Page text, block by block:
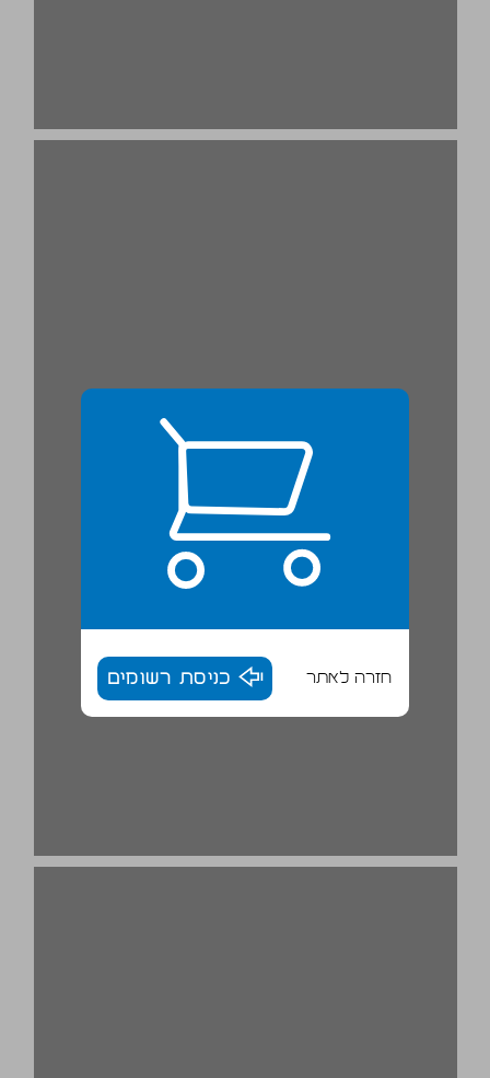
חזרה לאתר כניסת רשומים
מבוא ... 19